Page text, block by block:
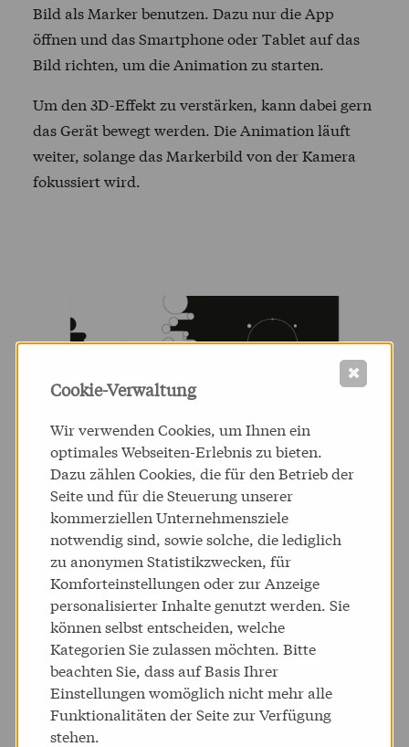
Bild als Marker benutzen. Dazu nur die App
öffnen und das Smartphone oder Tablet auf das
Bild richten, um die Animation zu starten.
Um den 3D-Effekt zu verstärken, kann dabei gern
das Gerät bewegt werden. Die Animation läuft
weiter, solange das Markerbild von der Kamera
fokussiert wird.
Hier ein Video der "Kranzlauf"-Animation OHNE
Augmentation:
Cookie-Verwaltung
Wir verwenden Cookies, um Ihnen ein
optimales Webseiten-Erlebnis zu bieten.
Dazu zählen Cookies, die für den Betrieb der
Seite und für die Steuerung unserer
kommerziellen Unternehmensziele
notwendig sind, sowie solche, die lediglich
zu anonymen Statistikzwecken, für
Komforteinstellungen oder zur Anzeige
personalisierter Inhalte genutzt werden. Sie
können selbst entscheiden, welche
Kategorien Sie zulassen möchten. Bitte
beachten Sie, dass auf Basis Ihrer
Einstellungen womöglich nicht mehr alle
Funktionalitäten der Seite zur Verfügung
stehen.
✖